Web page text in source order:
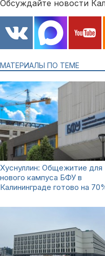
Обсуждайте новости
МАТЕРИАЛЫ ПО ТЕМЕ
Хуснуллин: Общежитие для
нового кампуса БФУ в
Калининграде готово на